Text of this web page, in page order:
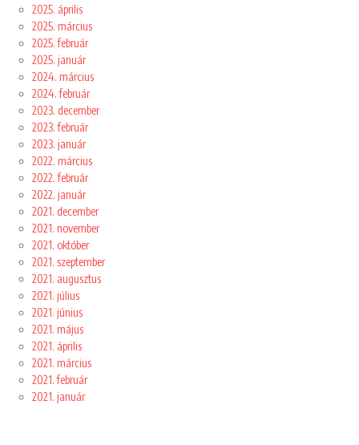
2025. április
2025. március
2025. február
2025. január
2024. március
2024. február
2023. december
2023. február
2023. január
2022. március
2022. február
2022. január
2021. december
2021. november
2021. október
2021. szeptember
2021. augusztus
2021. július
2021. június
2021. május
2021. április
2021. március
2021. február
2021. január